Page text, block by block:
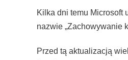
Kilka dni temu Microsoft
nazwie „Zachowywanie
Przed tą aktualizacją